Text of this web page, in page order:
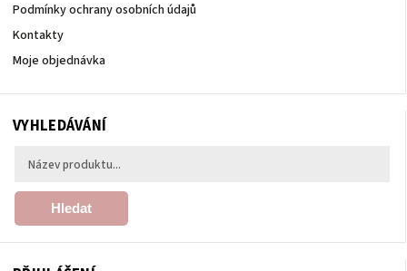
Podmínky ochrany osobních údajů
Kontakty
Moje objednávka
VYHLEDÁVÁNÍ
Hledat